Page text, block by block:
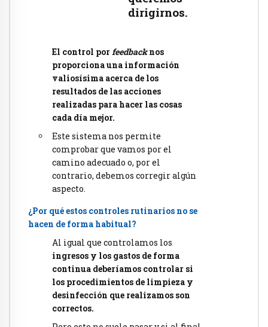
dirigirnos.
El control porfeedbacknos
proporciona una información
valiosísima acerca de los
resultados de las acciones
realizadas para hacer las cosas
cada día mejor.
Este sistema nos permite
comprobar que vamos por el
camino adecuado o, por el
contrario, debemos corregir algún
aspecto.
¿Por qué estos controles rutinarios no se
hacen de forma habitual?
Al igual que controlamos los
ingresos y los gastos de forma
continua deberíamos controlar si
los procedimientos de limpieza y
desinfección que realizamos son
correctos.